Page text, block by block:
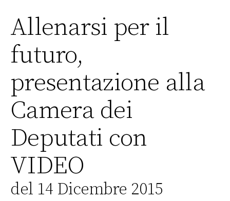
Allenarsi per il
futuro,
presentazione alla
Camera dei
Deputati con
VIDEO
del 14 Dicembre 2015